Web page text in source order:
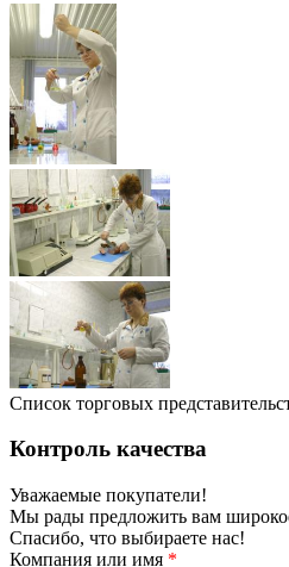
Список торговых
Контроль качества
Уважаемые покупатели!
Мы рады предложить вам
Спасибо, что выбираете нас!
Компания или имя *